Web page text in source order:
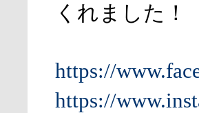
くれました！
https://
https://